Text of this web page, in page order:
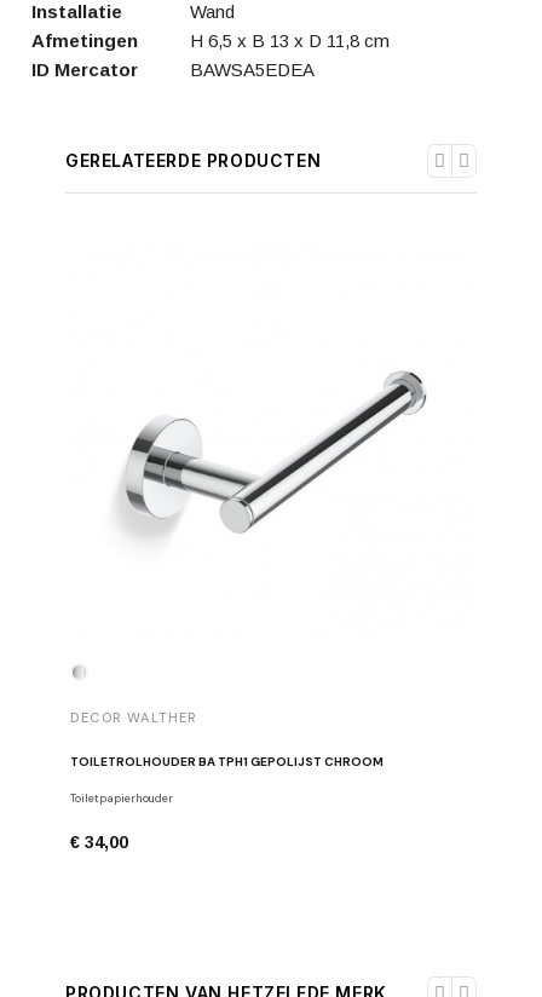
Installatie
Wand
Afmetingen
H 6,5 x B 13 x D 11,8 cm
ID Mercator
BAWSA5EDEA
GERELATEERDE PRODUCTEN
DECOR WALTHER
TOILETROLHOUDER BA TPH1 GEPOLIJST CHROOM
Toiletpapierhouder
€ 34,00
PRODUCTEN VAN HETZELFDE MERK